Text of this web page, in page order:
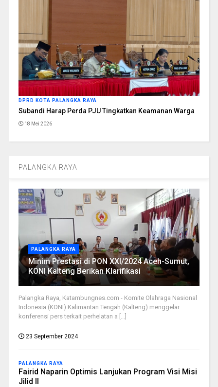
DPRD KOTA PALANGKA RAYA
Subandi Harap Perda PJU Tingkatkan Keamanan Warga
18 Mei 2026
PALANGKA RAYA
PALANGKA RAYA
Minim Prestasi di PON XXI/2024 Aceh-Sumut,
KONI Kalteng Berikan Klarifikasi
Palangka Raya, Katambungnes.com - Komite Olahraga Nasional
Indonesia (KONI) Kalimantan Tengah (Kalteng) menggelar
konferensi pers terkait perhelatan a [...]
23 September 2024
PALANGKA RAYA
Fairid Naparin Optimis Lanjukan Program Visi Misi
Jilid II